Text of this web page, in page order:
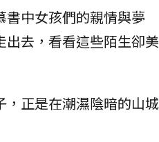
中女孩們的親情與夢
去，看看這些陌生卻美
正是在潮濕陰暗的山城